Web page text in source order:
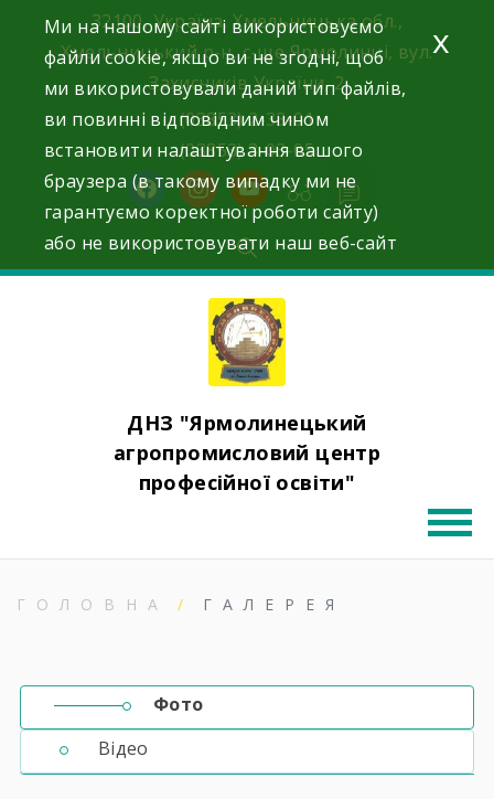
content
32100, Україна, Хмельницька обл.,
Хмельницький р-н, с-ще Ярмолинці, вул.
Захисників України, 2
(03853) 2-33-01
(03853) 3-03-05
facebookinstagram
youtube
ДНЗ "Ярмолинецький
агропромисловий центр
професійної освіти"
ГОЛОВНА ГАЛЕРЕЯ
Фото
Відео
Ми на нашому сайті використовуємо
файли cookie, якщо ви не згодні, щоб
ми використовували даний тип файлів,
ви повинні відповідним чином
встановити налаштування вашого
браузера (в такому випадку ми не
гарантуємо коректної роботи сайту)
або не використовувати наш веб-сайт
x